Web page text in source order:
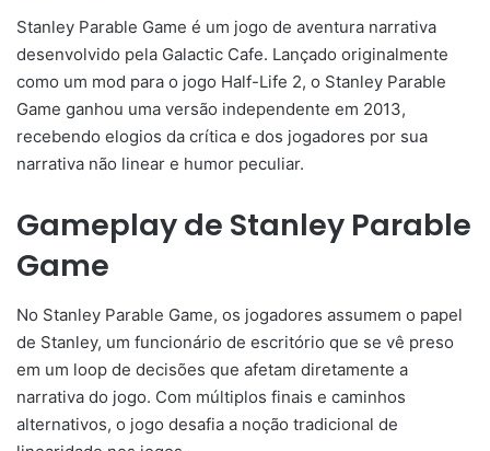
Stanley Parable Game é um jogo de aventura narrativa
desenvolvido pela Galactic Cafe. Lançado originalmente
como um mod para o jogo Half-Life 2, o Stanley Parable
Game ganhou uma versão independente em 2013,
recebendo elogios da crítica e dos jogadores por sua
narrativa não linear e humor peculiar.
Gameplay de Stanley Parable
Game
No Stanley Parable Game, os jogadores assumem o papel
de Stanley, um funcionário de escritório que se vê preso
em um loop de decisões que afetam diretamente a
narrativa do jogo. Com múltiplos finais e caminhos
alternativos, o jogo desafia a noção tradicional de